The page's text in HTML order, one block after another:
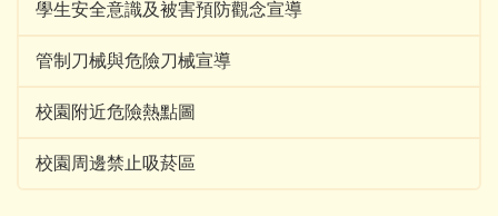
學生安全意識及被害預防觀念宣導
管制刀械與危險刀械宣導
校園附近危險熱點圖
校園周邊禁止吸菸區